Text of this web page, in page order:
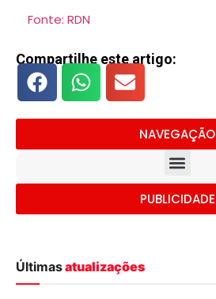
Fonte: RDN
Compartilhe este artigo:
NAVEGAÇÃO
PUBLICIDADE
Últimasatualizações